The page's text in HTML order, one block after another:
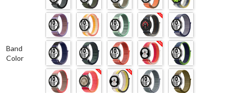
Band
Color